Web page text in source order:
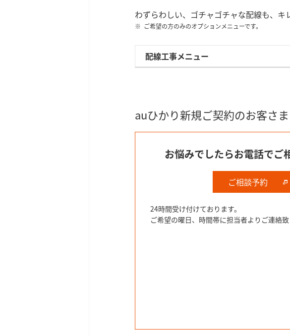
わずらわしい、ゴチャゴチャな配線も、キ
ご希望の方のみのオプションメニューです。
配線工事メニュー
auひかり新規ご契約のお客さま
お悩みでしたらお電話でご
ご相談予約
24時間受け付けております。
ご希望の曜日、時間帯に担当者よりご連絡致